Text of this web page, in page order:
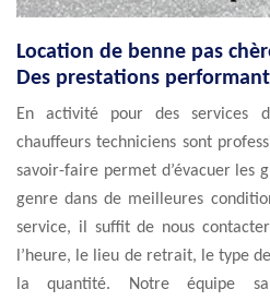
Location de benne pas
Des prestations
En activité pour des services
chauffeurs techniciens sont
savoir-faire permet d’évacuer les
genre dans de meilleures
service, il suffit de nous
l’heure, le lieu de retrait, le type
la quantité. Notre équipe